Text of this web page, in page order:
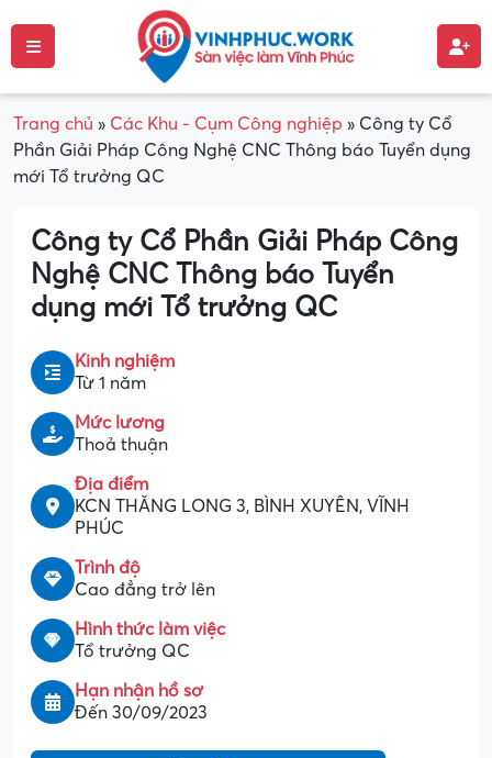
Trang chủ » Các Khu - Cụm Công nghiệp » Công ty Cổ
Phần Giải Pháp Công Nghệ CNC Thông báo Tuyển dụng
mới Tổ trưởng QC
Công ty Cổ Phần Giải Pháp Công
Nghệ CNC Thông báo Tuyển
dụng mới Tổ trưởng QC
Kinh nghiệm
Từ 1 năm
Mức lương
Thoả thuận
Địa điểm
KCN THĂNG LONG 3, BÌNH XUYÊN, VĨNH
PHÚC
Trình độ
Cao đẳng trở lên
Hình thức làm việc
Tổ trưởng QC
Hạn nhận hồ sơ
Đến 30/09/2023